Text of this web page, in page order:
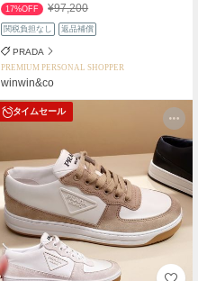
17%OFF ¥97,200
関税負担なし 返品補償
PRADA
PREMIUM PERSONAL SHOPPER
winwin&co
タイムセール